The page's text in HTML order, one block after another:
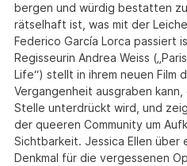
bergen und würdig bestatten
rätselhaft ist, was mit der
Federico García Lorca passiert
Regisseurin Andrea Weiss
Life“) stellt in ihrem neuen Film
Vergangenheit ausgraben
Stelle unterdrückt wird, und
der queeren Community um
Sichtbarkeit. Jessica Ellen über
Denkmal für die vergessenen